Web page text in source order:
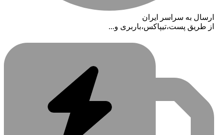
ارسال به سراسر ایران
از طریق پست،تیپاکس،باربری و...